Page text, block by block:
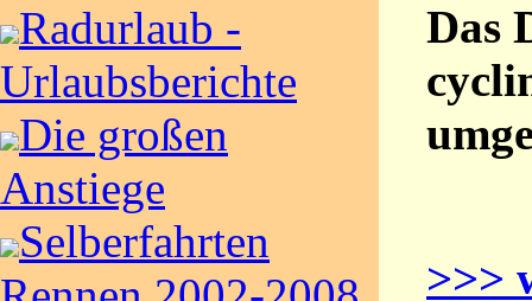
Radurlaub -
Urlaubsberichte
Die großen
Anstiege
Selberfahrten
Das
>>>